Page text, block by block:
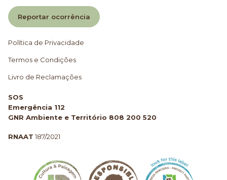
Reportar ocorrência
Política de Privacidade
Termos e Condições
Livro de Reclamações
SOS
Emergência 112
GNR Ambiente e Território 808 200 520
RNAAT 187/2021